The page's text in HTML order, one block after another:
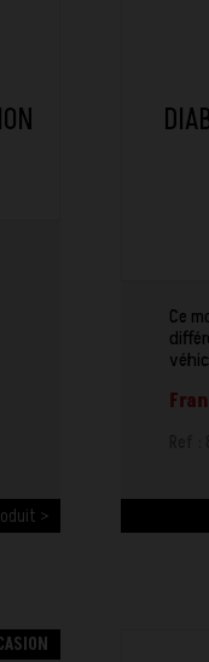
>
Ce